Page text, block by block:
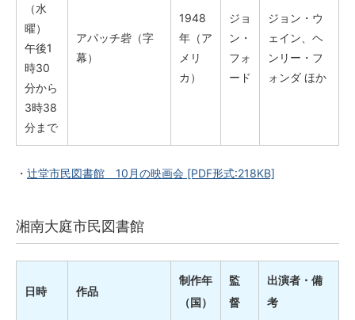
（水
曜）
午後1
時30
分から
3時38
分まで
アパッチ砦（字
幕）
1948
年（ア
メリ
カ）
ジョ
ン・
フォ
ード
ジョン・ウ
ェイン、ヘ
ンリー・フ
ォンダ ほか
・ 辻堂市民図書館 10月の映画会 [PDF形式:218KB]
湘南大庭市民図書館
日時 作品
制作年
（国）
監
督
出演者・備
考